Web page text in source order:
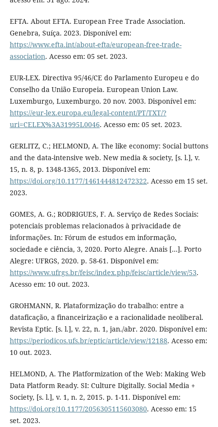
EFTA. About EFTA. European Free Trade Association.
Genebra, Suíça. 2023. Disponível em:
https://www.efta.int/about-efta/european-free-trade-
association. Acesso em: 05 set. 2023.
EUR-LEX. Directiva 95/46/CE do Parlamento Europeu e do
Conselho da União Europeia. European Union Law.
Luxemburgo, Luxemburgo. 20 nov. 2003. Disponível em:
https://eur-lex.europa.eu/legal-content/PT/TXT/?
uri=CELEX%3A31995L0046. Acesso em: 05 set. 2023.
GERLITZ, C.; HELMOND, A. The like economy: Social buttons
and the data-intensive web. New media & society, [s. l.], v.
15, n. 8, p. 1348-1365, 2013. Disponível em:
https://doi.org/10.1177/1461444812472322. Acesso em 15 set.
2023.
GOMES, A. G.; RODRIGUES, F. A. Serviço de Redes Sociais:
potenciais problemas relacionados à privacidade de
informações. In: Fórum de estudos em informação,
sociedade e ciência, 3, 2020. Porto Alegre. Anais […]. Porto
Alegre: UFRGS, 2020. p. 58-61. Disponível em:
https://www.ufrgs.br/feisc/index.php/feisc/article/view/53.
Acesso em: 10 out. 2023.
GROHMANN, R. Plataformização do trabalho: entre a
dataficação, a financeirização e a racionalidade neoliberal.
Revista Eptic. [s. l.], v. 22, n. 1, jan./abr. 2020. Disponível em:
https://periodicos.ufs.br/eptic/article/view/12188. Acesso em:
10 out. 2023.
HELMOND, A. The Platformization of the Web: Making Web
Data Platform Ready. SI: Culture Digitally. Social Media +
Society, [s. l.], v. 1, n. 2, 2015. p. 1-11. Disponível em:
https://doi.org/10.1177/2056305115603080. Acesso em: 15
set. 2023.